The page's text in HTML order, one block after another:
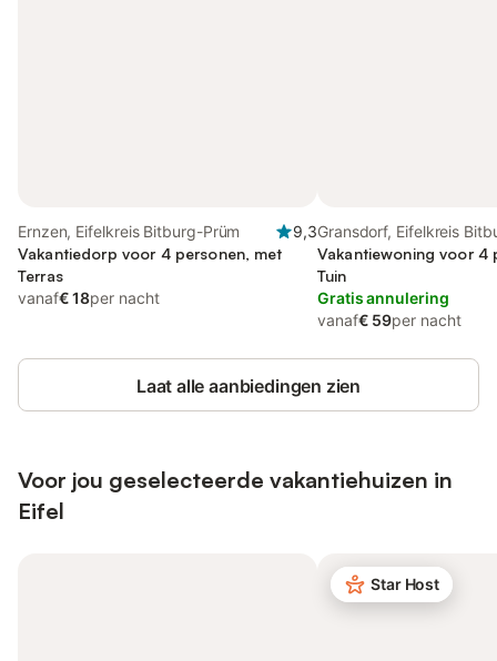
Ernzen, Eifelkreis Bitburg-Prüm
9,3
Vakantiedorp voor 4 personen, met
Terras
vanaf€ 18per nacht
Gransdorf, Eifelkreis
Vakantiewoning voor 4
Tuin
Gratis annulering
vanaf€ 59per nacht
Laat alle aanbiedingen zien
Voor jou geselecteerde vakantiehuizen in
Eifel
Star Host